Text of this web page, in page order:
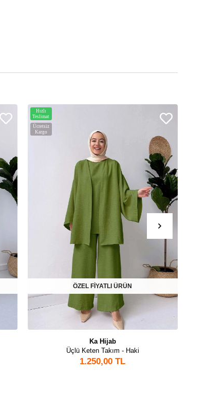
Ka Hijab
Üçlü Keten Takım - Haki
1.250,00 TL
Ücretsiz
Kargo
Hızlı
Teslimat
ÖZEL FİYATLI ÜRÜN